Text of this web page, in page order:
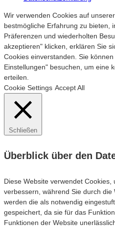
Wir verwenden Cookies auf
bestmögliche Erfahrung zu bieten,
Präferenzen und wiederholten
akzeptieren" klicken, erklären Sie
Cookies einverstanden. Sie
Einstellungen" besuchen, um eine
erteilen.
Cookie Settings Accept All
Schließen
Überblick über den
Diese Website verwendet Cookies,
verbessern, während Sie durch die
werden die als notwendig
gespeichert, da sie für das
Funktionen der Website